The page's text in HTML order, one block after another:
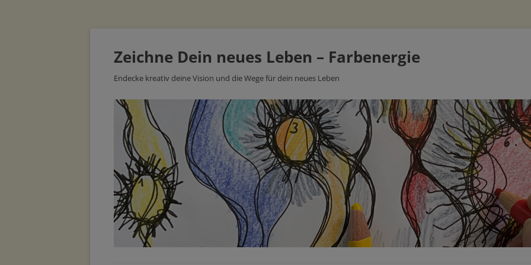
Zeichne Dein neues Leben – Farbenergie
Endecke kreativ deine Vision und die Wege für dein neues Leben